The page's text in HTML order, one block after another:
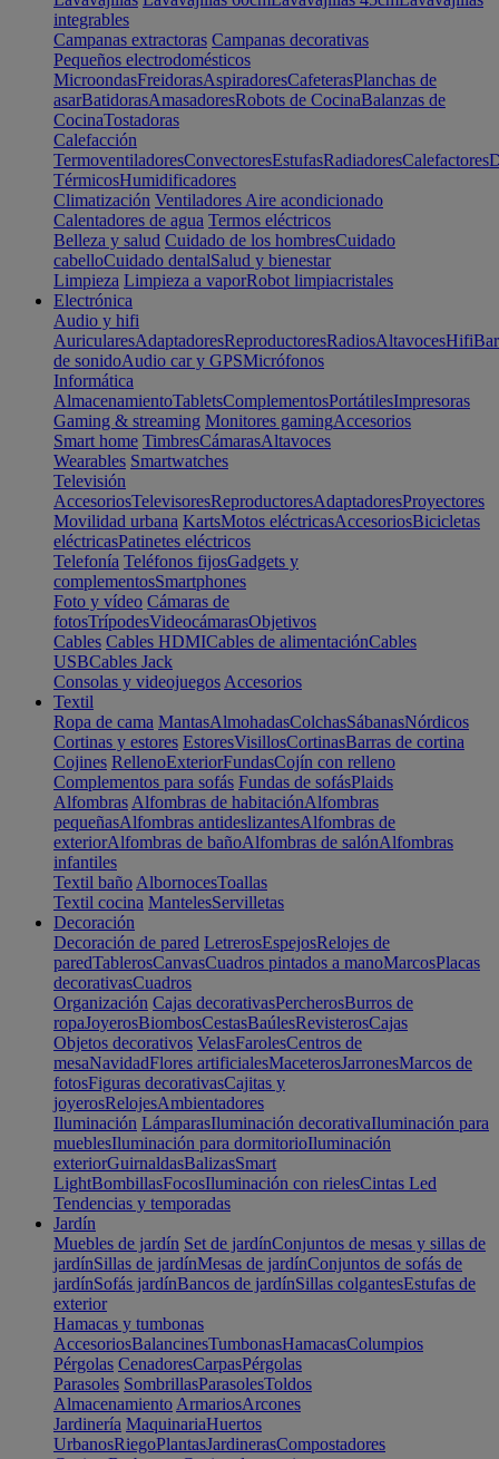
integrables
Campanas extractoras Campanas decorativas
Pequeños electrodomésticos
MicroondasFreidorasAspiradoresCafeterasPlanchas de
asarBatidorasAmasadoresRobots de CocinaBalanzas de
CocinaTostadoras
Calefacción
TermoventiladoresConvectoresEstufasRadiadoresCalefactores
TérmicosHumidificadores
Climatización Ventiladores Aire acondicionado
Calentadores de agua Termos eléctricos
Belleza y salud Cuidado de los hombresCuidado
cabelloCuidado dentalSalud y bienestar
Limpieza Limpieza a vaporRobot limpiacristales
Electrónica
Audio y hifi
AuricularesAdaptadoresReproductoresRadiosAltavocesHifi
de sonidoAudio car y GPSMicrófonos
Informática
AlmacenamientoTabletsComplementosPortátilesImpresoras
Gaming & streaming Monitores gamingAccesorios
Smart home TimbresCámarasAltavoces
Wearables Smartwatches
Televisión
AccesoriosTelevisoresReproductoresAdaptadoresProyectores
Movilidad urbana KartsMotos eléctricasAccesoriosBicicletas
eléctricasPatinetes eléctricos
Telefonía Teléfonos fijosGadgets y
complementosSmartphones
Foto y vídeo Cámaras de
fotosTrípodesVideocámarasObjetivos
Cables Cables HDMICables de alimentaciónCables
USBCables Jack
Consolas y videojuegos Accesorios
Textil
Ropa de cama MantasAlmohadasColchasSábanasNórdicos
Cortinas y estores EstoresVisillosCortinasBarras de cortina
Cojines RellenoExteriorFundasCojín con relleno
Complementos para sofás Fundas de sofásPlaids
Alfombras Alfombras de habitaciónAlfombras
pequeñasAlfombras antideslizantesAlfombras de
exteriorAlfombras de bañoAlfombras de salónAlfombras
infantiles
Textil baño AlbornocesToallas
Textil cocina MantelesServilletas
Decoración
Decoración de pared LetrerosEspejosRelojes de
paredTablerosCanvasCuadros pintados a manoMarcosPlacas
decorativasCuadros
Organización Cajas decorativasPercherosBurros de
ropaJoyerosBiombosCestasBaúlesRevisterosCajas
Objetos decorativos VelasFarolesCentros de
mesaNavidadFlores artificialesMaceterosJarronesMarcos de
fotosFiguras decorativasCajitas y
joyerosRelojesAmbientadores
Iluminación LámparasIluminación decorativaIluminación para
mueblesIluminación para dormitorioIluminación
exteriorGuirnaldasBalizasSmart
LightBombillasFocosIluminación con rielesCintas Led
Tendencias y temporadas
Jardín
Muebles de jardín Set de jardínConjuntos de mesas y sillas de
jardínSillas de jardínMesas de jardínConjuntos de sofás de
jardínSofás jardínBancos de jardínSillas colgantesEstufas de
exterior
Hamacas y tumbonas
AccesoriosBalancinesTumbonasHamacasColumpios
Pérgolas CenadoresCarpasPérgolas
Parasoles SombrillasParasolesToldos
Almacenamiento ArmariosArcones
Jardinería MaquinariaHuertos
UrbanosRiegoPlantasJardinerasCompostadores